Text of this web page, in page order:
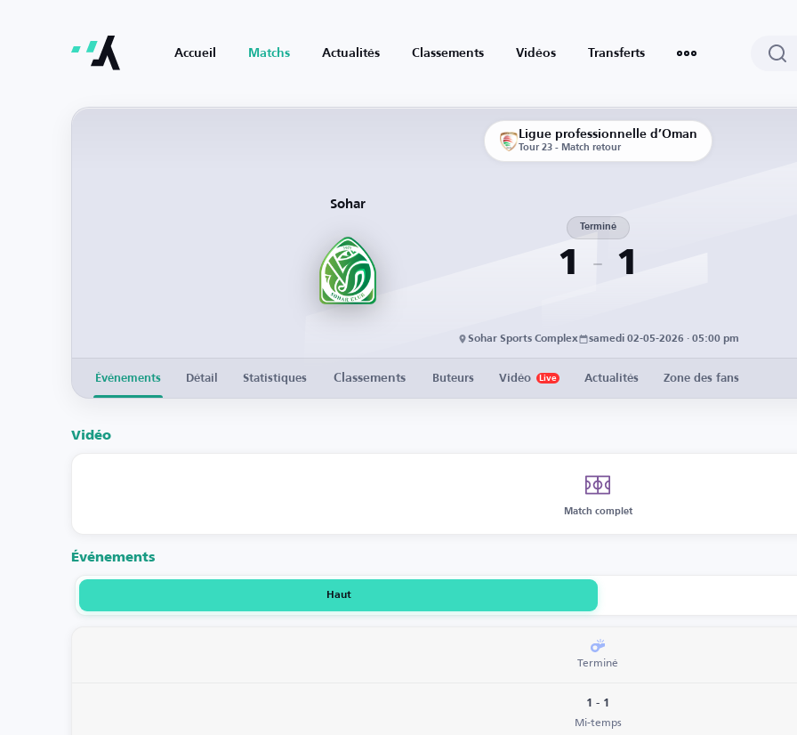
Accueil Matchs Actualités Classements Vidéos Transferts
Ligue professionnelle d’Oman
Tour 23 - Match retour
Sohar
1
Terminé
1
Sohar Sports Complex samedi 02-05-2026 · 05:00 pm
Événements Détail Statistiques Classements Buteurs Vidéo Live Actualités Zone des fans
Vidéo
Match complet
Événements
Haut
Terminé
1 - 1
Mi-temps